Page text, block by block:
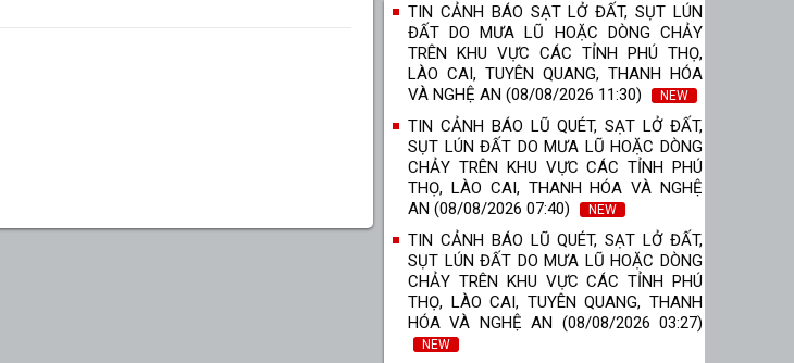
TIN CẢNH BÁO SẠT LỞ ĐẤT, SỤT LÚN
ĐẤT DO MƯA LŨ HOẶC DÒNG CHẢY
TRÊN KHU VỰC CÁC TỈNH PHÚ THỌ,
LÀO CAI, TUYÊN QUANG, THANH HÓA
VÀ NGHỆ AN (08/08/2026 11:30)
NEW
TIN CẢNH BÁO LŨ QUÉT, SẠT LỞ ĐẤT,
SỤT LÚN ĐẤT DO MƯA LŨ HOẶC DÒNG
CHẢY TRÊN KHU VỰC CÁC TỈNH PHÚ
THỌ, LÀO CAI, THANH HÓA VÀ NGHỆ
AN (08/08/2026 07:40)
NEW
TIN CẢNH BÁO LŨ QUÉT, SẠT LỞ ĐẤT,
SỤT LÚN ĐẤT DO MƯA LŨ HOẶC DÒNG
CHẢY TRÊN KHU VỰC CÁC TỈNH PHÚ
THỌ, LÀO CAI, TUYÊN QUANG, THANH
HÓA VÀ NGHỆ AN (08/08/2026 03:27)
NEW